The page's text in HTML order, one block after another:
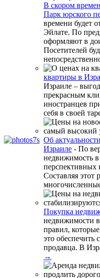
В скором
Парк юрского
времени будет
Эйлате. По
оформляют в
Посетителей
квартиры в
Израиле –
прекрасным
иностранцев
себя в своей
Об
Израиле - По
недвижимость в
перспективных
Составляя этот
Покупка
недвижимости в
правил,
это обеспечить
продавца. В
→